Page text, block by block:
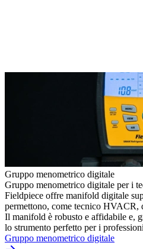
Gruppo menometrico digitale
Gruppo menometrico digitale per i
Fieldpiece offre manifold digitale
permettono, come tecnico HVACR,
Il manifold è robusto e affidabile e,
lo strumento perfetto per i
Gruppo menometrico digitale